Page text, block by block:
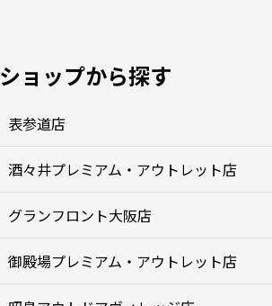
ショップから探す
表参道店
酒々井プレミアム・アウトレット店
グランフロント大阪店
御殿場プレミアム・アウトレット店